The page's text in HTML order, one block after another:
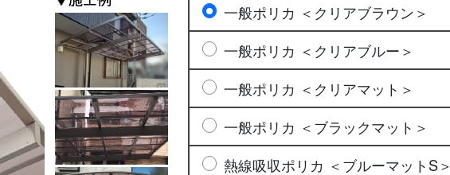
一般ポリカ ＜クリアブラウン＞
一般ポリカ ＜クリアブルー＞
一般ポリカ ＜クリアマット＞
一般ポリカ ＜ブラックマット＞
熱線吸収ポリカ ＜ブルーマットS＞